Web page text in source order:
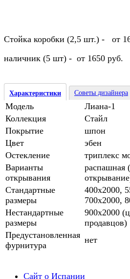
Стойка коробки (2,5 шт.) - от
наличник (5 шт) - от 1650 руб.
Характеристики Советы дизайнера
Модель
Лиана-1
Коллекция
Стайл
Покрытие
шпон
Цвет
эбен
Остекление
триплекс
Варианты
открывания
распашная
Стандартные
размеры
400х2000,
700х2000,
Нестандартные
размеры
900х2000
продавцов)
Предустановленная
фурнитура
нет
Сайт о Испании